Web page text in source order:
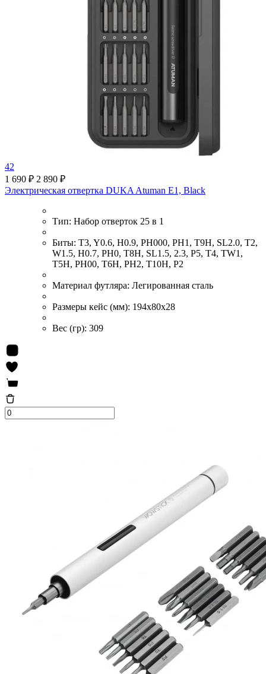
42
1 690 ₽ 2 890 ₽
Электрическая отвертка DUKA Atuman E1, Black
Тип: Набор отверток 25 в 1
Биты: T3, Y0.6, H0.9, PH000, PH1, T9H, SL2.0, T2,
W1.5, H0.7, PH0, T8H, SL1.5, 2.3, P5, T4, TW1,
T5H, PH00, T6H, PH2, T10H, P2
Материал футляра: Легированная сталь
Размеры кейс (мм): 194x80x28
Вес (гр): 309